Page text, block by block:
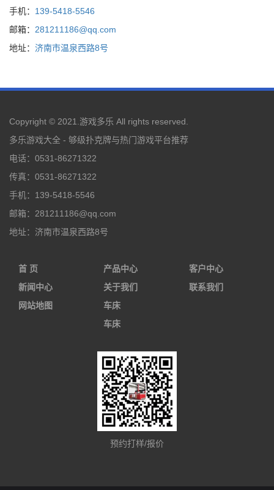
手机： 139-5418-5546
邮箱： 281211186@qq.com
地址： 济南市温泉西路8号
Copyright © 2021. 游戏多乐 All rights reserved.
多乐游戏大全 - 够级扑克牌与热门游戏平台推荐
电话： 0531-86271322
传真： 0531-86271322
手机： 139-5418-5546
邮箱： 281211186@qq.com
地址： 济南市温泉西路8号
首 页 产品中心
客户中心
新闻中心
关于我们
联系我们
网站地图
车床
车床
预约打样/报价